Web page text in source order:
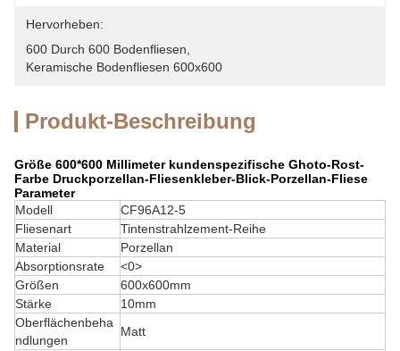
Hervorheben:
600 Durch 600 Bodenfliesen
Keramische Bodenfliesen 600x600
Produkt-Beschreibung
Größe 600*600 Millimeter kundenspezifische Ghoto-Rost-
Farbe Druckporzellan-Fliesenkleber-Blick-Porzellan-Fliese
Parameter
Modell
CF96A12-5
Fliesenart
Tintenstrahlzement-Reihe
Material
Porzellan
Absorptionsrate
<0>
Größen
600x600mm
Stärke
10mm
Oberflächenbeha
ndlungen
Matt